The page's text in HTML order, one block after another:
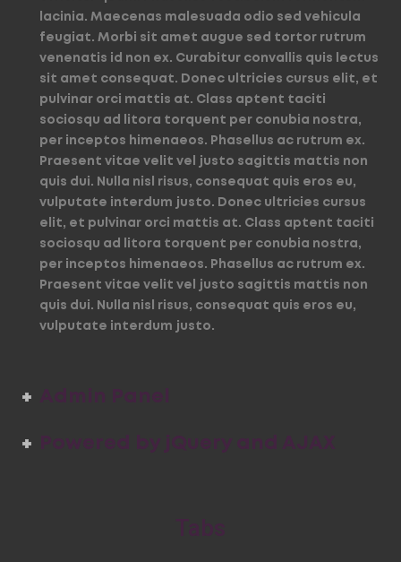
lacinia. Maecenas malesuada odio sed vehicula
feugiat. Morbi sit amet augue sed tortor rutrum
venenatis id non ex. Curabitur convallis quis lectus
sit amet consequat. Donec ultricies cursus elit, et
pulvinar orci mattis at. Class aptent taciti
sociosqu ad litora torquent per conubia nostra,
per inceptos himenaeos. Phasellus ac rutrum ex.
Praesent vitae velit vel justo sagittis mattis non
quis dui. Nulla nisl risus, consequat quis eros eu,
vulputate interdum justo. Donec ultricies cursus
elit, et pulvinar orci mattis at. Class aptent taciti
sociosqu ad litora torquent per conubia nostra,
per inceptos himenaeos. Phasellus ac rutrum ex.
Praesent vitae velit vel justo sagittis mattis non
quis dui. Nulla nisl risus, consequat quis eros eu,
vulputate interdum justo.